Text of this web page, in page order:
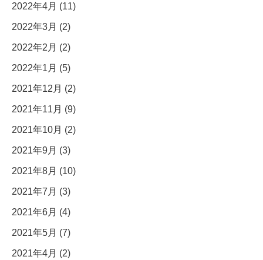
2022年4月 (11)
2022年3月 (2)
2022年2月 (2)
2022年1月 (5)
2021年12月 (2)
2021年11月 (9)
2021年10月 (2)
2021年9月 (3)
2021年8月 (10)
2021年7月 (3)
2021年6月 (4)
2021年5月 (7)
2021年4月 (2)